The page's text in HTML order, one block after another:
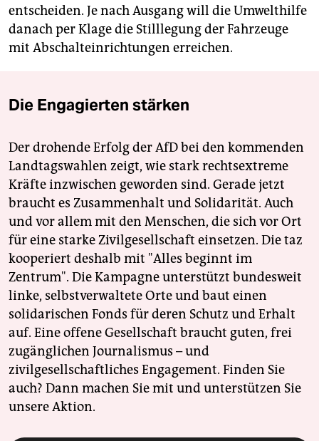
entscheiden. Je nach Ausgang will die Umwelthilfe
danach per Klage die Stilllegung der Fahrzeuge
mit Abschalteinrichtungen erreichen.
Die Engagierten stärken
Der drohende Erfolg der AfD bei den kommenden
Landtagswahlen zeigt, wie stark rechtsextreme
Kräfte inzwischen geworden sind. Gerade jetzt
braucht es Zusammenhalt und Solidarität. Auch
und vor allem mit den Menschen, die sich vor Ort
für eine starke Zivilgesellschaft einsetzen. Die taz
kooperiert deshalb mit "Alles beginnt im
Zentrum". Die Kampagne unterstützt bundesweit
linke, selbstverwaltete Orte und baut einen
solidarischen Fonds für deren Schutz und Erhalt
auf. Eine offene Gesellschaft braucht guten, frei
zugänglichen Journalismus – und
zivilgesellschaftliches Engagement. Finden Sie
auch? Dann machen Sie mit und unterstützen Sie
unsere Aktion.